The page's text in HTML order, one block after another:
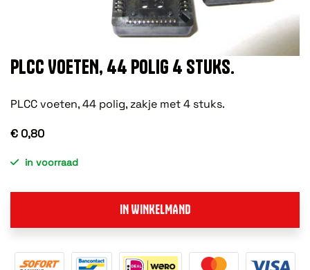
PLCC VOETEN, 44 POLIG 4 STUKS.
PLCC voeten, 44 polig, zakje met 4 stuks.
€ 0,80
in voorraad
IN WINKELMAND